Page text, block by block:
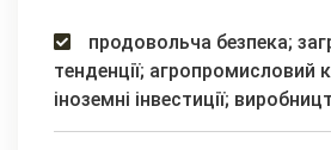
продовольча безпека;
тенденції; агропромисловий
іноземні інвестиції;